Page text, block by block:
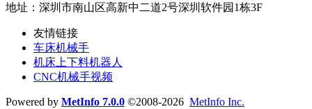
地址：深圳市南山区高新中二道2号深圳软件园1栋3F
友情链接
车床机械手
机床上下料机器人
CNC机械手视频
Powered by MetInfo 7.0.0 ©2008-2026 MetInfo Inc.